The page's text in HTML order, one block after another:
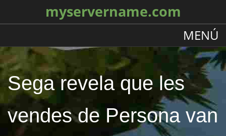
myservername.com
MENÚ
Sega revela que les
vendes de Persona van